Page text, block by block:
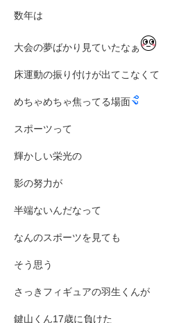
数年は
大会の夢ばかり見ていたなぁ
床運動の振り付けが出てこなくて
めちゃめちゃ焦ってる場面
スポーツって
輝かしい栄光の
影の努力が
半端ないんだなって
なんのスポーツを見ても
そう思う
さっきフィギュアの羽生くんが
鍵山くん17歳に負けた